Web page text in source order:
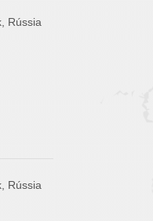
Rússia
Rússia